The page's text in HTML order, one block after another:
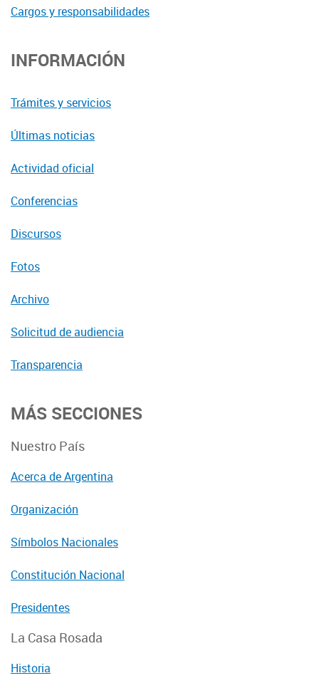
Cargos y responsabilidades
INFORMACIÓN
Trámites y servicios
Últimas noticias
Actividad oficial
Conferencias
Discursos
Fotos
Archivo
Solicitud de audiencia
Transparencia
MÁS SECCIONES
Nuestro País
Acerca de Argentina
Organización
Símbolos Nacionales
Constitución Nacional
Presidentes
La Casa Rosada
Historia